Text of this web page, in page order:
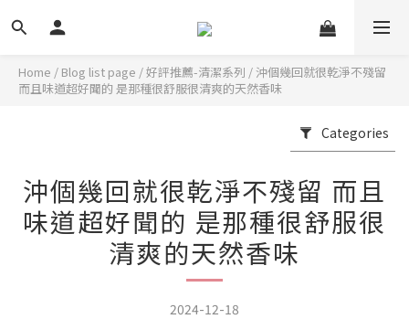
Home / Blog list page /好評推薦-清潔系列 /沖個幾回就很乾淨不殘留
而且味道超好聞的 是那種很舒服很清爽的天然香味
Categories
沖個幾回就很乾淨不殘留 而且
味道超好聞的 是那種很舒服很
清爽的天然香味
2024-12-18